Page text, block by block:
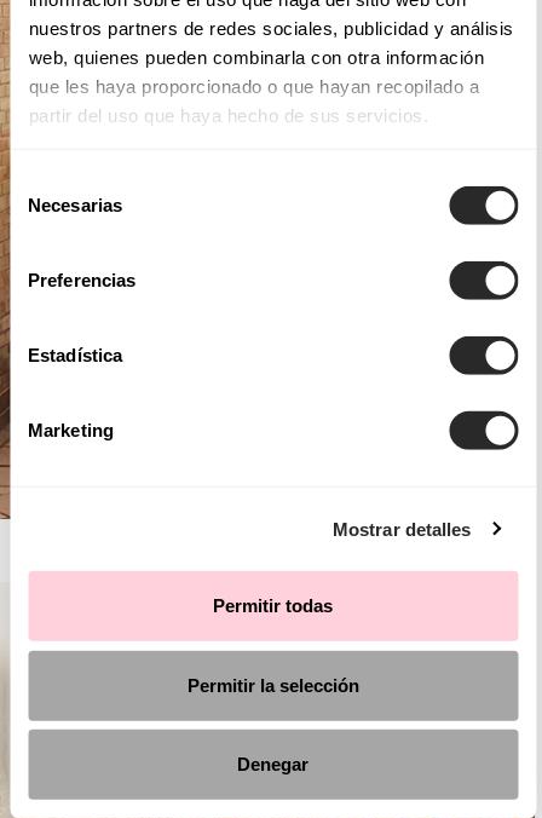
nuestros partners de redes sociales, publicidad y análisis
web, quienes pueden combinarla con otra información
que les haya proporcionado o que hayan recopilado a
partir del uso que haya hecho de sus servicios.
Selección
de
consentimiento
Necesarias
Preferencias
Estadística
Marketing
Mostrar detalles
Permitir todas
Permitir la selección
Denegar